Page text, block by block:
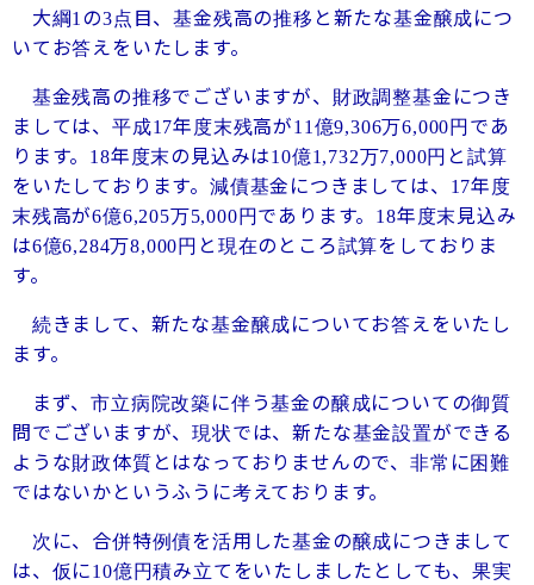
大綱1 の3点目、基金残高の推移と新たな基金醸成につ
いてお答えをいたします。
基金残高の推移でございますが、財政調整基金につき
ましては、平成17年度末残高が11 億9,306万6,000円であ
ります。
18年度末の見込みは10億1,732万7,000円と試算
をいたしております。減債基金につきましては、
17年度
末残高が6億6,205万5,000円であります。 18年度末見込み
は6億6,284万8,000円と現在のところ試算をしておりま
す。
続きまして、新たな基金醸成についてお答えをいたし
ます。
まず、市立病院改築に伴う基金の醸成についての御質
問でございますが、現状では、新たな基金設置ができる
ような財政体質とはなっておりませんので、非常に困難
ではないかというふうに考えております。
次に、合併特例債を活用した基金の醸成につきまして
は、仮に10億円積み立てをいたしましたとしても、果実